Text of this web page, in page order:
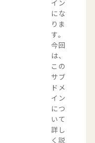
イン
にな
りま
す。
今回
は、
この
サブ
ドメ
イン
につ
いて
詳し
く説